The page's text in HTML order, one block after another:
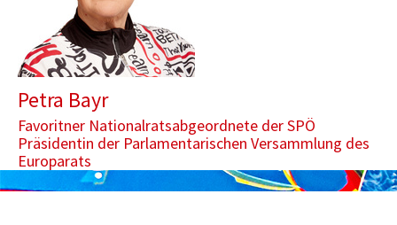
Petra Bayr
Favoritner Nationalratsabgeordnete der SPÖ
Präsidentin der Parlamentarischen Versammlung des
Europarats